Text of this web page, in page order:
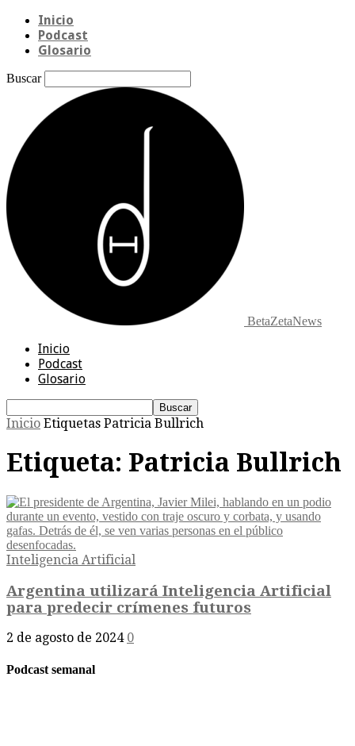
Inicio
Podcast
Glosario
Buscar
BetaZetaNews
Inicio
Podcast
Glosario
Inicio Etiquetas Patricia Bullrich
Etiqueta: Patricia Bullrich
Inteligencia Artificial
Argentina utilizará Inteligencia Artificial
para predecir crímenes futuros
2 de agosto de 2024 0
Podcast semanal